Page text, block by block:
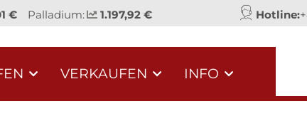
€ Palladium: 1.197,92 € Hotline:
VERKAUFEN INFO